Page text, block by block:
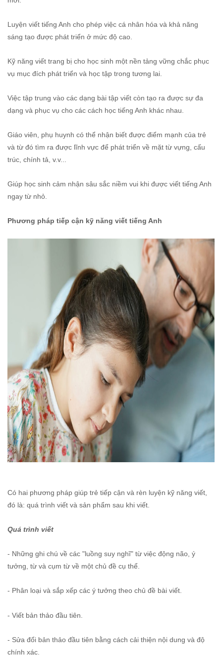
Luyện viết tiếng Anh cho phép việc cá nhân hóa và khả năng
sáng tạo được phát triển ở mức độ cao.
Kỹ năng viết trang bị cho học sinh một nền tảng vững chắc phục
vụ mục đích phát triển và học tập trong tương lai.
Việc tập trung vào các dạng bài tập viết còn tạo ra được sự đa
dạng và phục vụ cho các cách học tiếng Anh khác nhau.
Giáo viên, phụ huynh có thể nhận biết được điểm mạnh của trẻ
và từ đó tìm ra được lĩnh vực để phát triển về mặt từ vựng, cấu
trúc, chính tả, v.v...
Giúp học sinh cảm nhận sâu sắc niềm vui khi được viết tiếng Anh
ngay từ nhỏ.
Phương pháp tiếp cận kỹ năng viết tiếng Anh
Có hai phương pháp giúp trẻ tiếp cận và rèn luyện kỹ năng viết,
đó là: quá trình viết và sản phẩm sau khi viết.
Quá trình viết
- Những ghi chú về các "luồng suy nghĩ" từ việc động não, ý
tưởng, từ và cụm từ về một chủ đề cụ thể.
- Phân loại và sắp xếp các ý tưởng theo chủ đề bài viết.
- Viết bản thảo đầu tiên.
- Sửa đổi bản thảo đầu tiên bằng cách cải thiện nội dung và độ
chính xác.